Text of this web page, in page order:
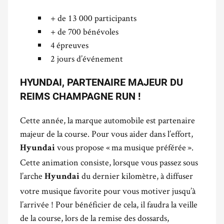
+ de 13 000 participants
+ de 700 bénévoles
4 épreuves
2 jours d’événement
HYUNDAI, PARTENAIRE MAJEUR DU
REIMS CHAMPAGNE RUN !
Cette année, la marque automobile est partenaire
majeur de la course. Pour vous aider dans l’effort,
Hyundai vous propose « ma musique préférée ».
Cette animation consiste, lorsque vous passez sous
l’arche Hyundai du dernier kilomètre, à diffuser
votre musique favorite pour vous motiver jusqu’à
l’arrivée ! Pour bénéficier de cela, il faudra la veille
de la course, lors de la remise des dossards,